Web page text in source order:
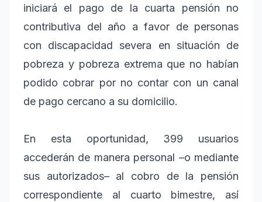
iniciará el pago de la cuarta pensión no
contributiva del año a favor de personas
con discapacidad severa en situación de
pobreza y pobreza extrema que no habían
podido cobrar por no contar con un canal
de pago cercano a su domicilio.
En esta oportunidad, 399 usuarios
accederán de manera personal –o mediante
sus autorizados– al cobro de la pensión
correspondiente al cuarto bimestre, así